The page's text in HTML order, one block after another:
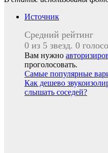
Источник
Средний рейтинг
0 из 5 звезд. 0
Вам нужно
проголосовать.
Навигация
по
Самые популярные
Как дешево
слышать соседей?